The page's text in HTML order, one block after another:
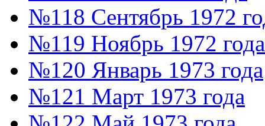
№118 Сентябрь 1972
№119 Ноябрь 1972 года
№120 Январь 1973 года
№121 Март 1973 года